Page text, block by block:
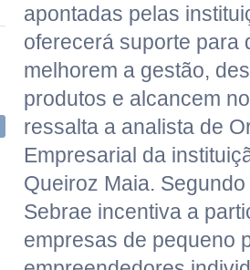
apontadas pelas
oferecerá suporte para
melhorem a gestão,
produtos e alcancem
ressalta a analista de
Empresarial da
Queiroz Maia.
Sebrae incentiva a
empresas de pequeno